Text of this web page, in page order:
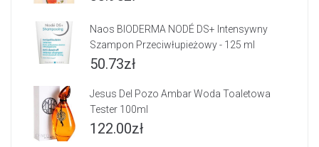
Naos BIODERMA NODÉ DS+ Intensywny
Szampon Przeciwłupieżowy - 125 ml
50.73zł
Jesus Del Pozo Ambar Woda Toaletowa
Tester 100ml
122.00zł